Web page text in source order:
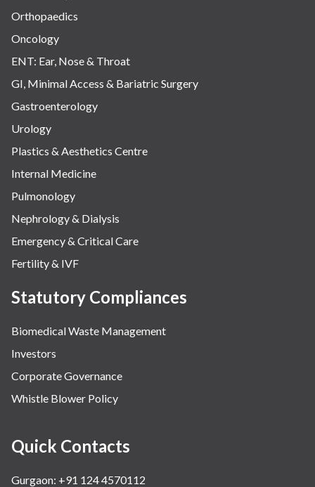
Orthopaedics
Oncology
ENT: Ear, Nose & Throat
GI, Minimal Access & Bariatric Surgery
Gastroenterology
Urology
Plastics & Aesthetics Centre
Internal Medicine
Pulmonology
Nephrology & Dialysis
Emergency & Critical Care
Fertility & IVF
Statutory Compliances
Biomedical Waste Management
Investors
Corporate Governance
Whistle Blower Policy
Quick Contacts
Gurgaon: +91 124 4570112